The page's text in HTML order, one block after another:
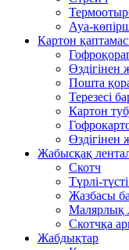
Ауа-
Картон
Өздігінен
Пошта
Терезесі
Картон
Өздігінен
Жабысқақ
Скотч
Түрлі-
Жазбасы
Малярлық
Скотчқа
Жабдықтар